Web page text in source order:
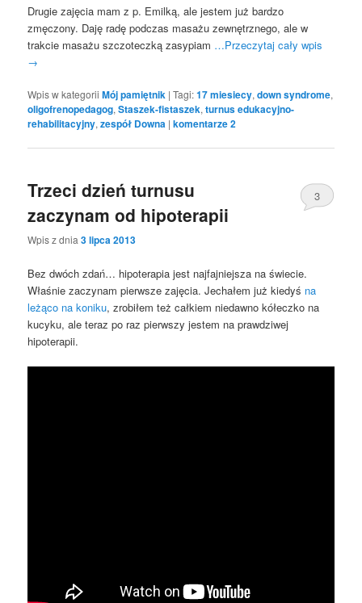
Drugie zajęcia mam z p. Emilką, ale jestem już bardzo
zmęczony. Daję radę podczas masażu zewnętrznego, ale w
trakcie masażu szczoteczką zasypiam …Przeczytaj cały wpis
→
Wpis w kategoriiMój pamiętnik |Tagi:17 miesiecy,down syndrome,
oligofrenopedagog,Staszek-fistaszek,turnus edukacyjno-
rehabilitacyjny,zespół Downa |komentarze2
Trzeci dzień turnusu
zaczynam od hipoterapii
Wpis z dnia3 lipca 2013
3
Bez dwóch zdań… hipoterapia jest najfajniejsza na świecie.
Właśnie zaczynam pierwsze zajęcia. Jechałem już kiedyś na
leżąco na koniku, zrobiłem też całkiem niedawno kółeczko na
kucyku, ale teraz po raz pierwszy jestem na prawdziwej
hipoterapii.